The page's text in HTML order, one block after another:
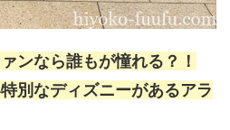
ンなら誰もが憧れる？！
別なディズニーがあるアラ